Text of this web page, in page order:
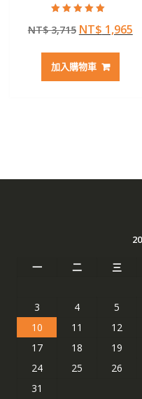
5.00
滿分 5
NT$3,715 原
價
格：
NT$ 1,965目
加入購物車
一 二 三
3
4 5
10
11 12
17
18 19
24
25 26
31